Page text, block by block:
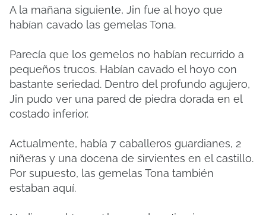
A la mañana siguiente, Jin fue al hoyo que
habían cavado las gemelas Tona.
Parecía que los gemelos no habían recurrido a
pequeños trucos. Habían cavado el hoyo con
bastante seriedad. Dentro del profundo agujero,
Jin pudo ver una pared de piedra dorada en el
costado inferior.
Actualmente, había 7 caballeros guardianes, 2
niñeras y una docena de sirvientes en el castillo.
Por supuesto, las gemelas Tona también
estaban aquí.